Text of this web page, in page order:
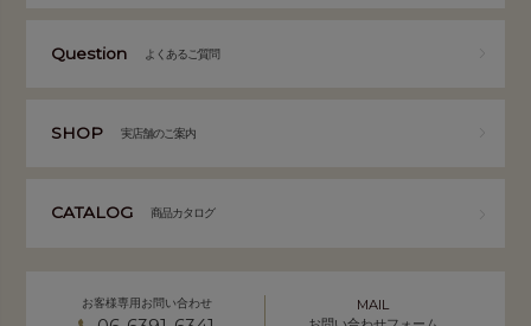
Question よくあるご質問
SHOP 実店舗のご案内
CATALOG 商品カタログ
お客様専用お問い合わせ
MAIL